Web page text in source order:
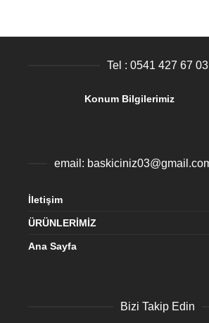
Tel : 0541 427 67 03
Konum Bilgilerimiz
İletişim
ÜRÜNLERİMİZ
Ana Sayfa
Bizi Takip Edin